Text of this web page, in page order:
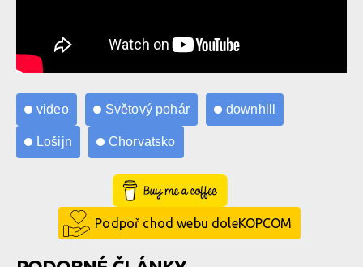
video Světový pohár downhill
Lošijn Chorvatsko
Buy Me a Coffee
Podpoř chod webu doleKOPCOM